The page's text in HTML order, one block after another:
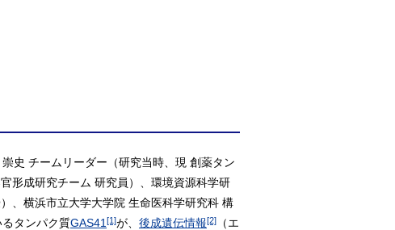
史 チームリーダー（研究当時、現 創薬タン
形成研究チーム 研究員）、環境資源科学研
、横浜市立大学大学院 生命医科学研究科 構
タンパク質GAS41 [1]が、 後成遺伝情報[2]
（エ